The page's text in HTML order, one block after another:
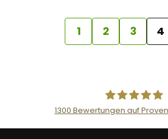
1 2 3 4
AceFlex
1300 Bewertungen auf